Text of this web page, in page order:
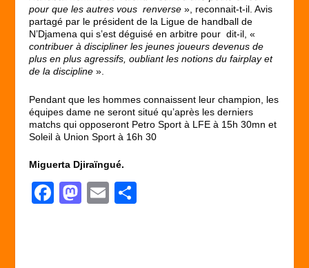
pour que les autres vous renverse », reconnait-t-il. Avis
partagé par le président de la Ligue de handball de
N’Djamena qui s’est déguisé en arbitre pour dit-il, «
contribuer à discipliner les jeunes joueurs devenus de
plus en plus agressifs, oubliant les notions du fairplay et
de la discipline ».
Pendant que les hommes connaissent leur champion, les
équipes dame ne seront situé qu’après les derniers
matchs qui opposeront Petro Sport à LFE à 15h 30mn et
Soleil à Union Sport à 16h 30
Miguerta Djiraïngué.
F
M
E